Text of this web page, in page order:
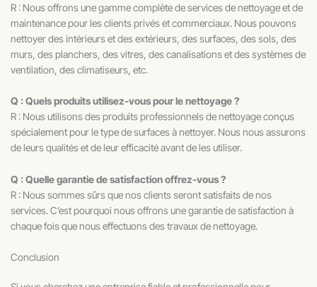
R : Nous offrons une gamme complète de services de nettoyage et de
maintenance pour les clients privés et commerciaux. Nous pouvons
nettoyer des intérieurs et des extérieurs, des surfaces, des sols, des
murs, des planchers, des vitres, des canalisations et des systèmes de
ventilation, des climatiseurs, etc.
Q : Quels produits utilisez-vous pour le nettoyage ?
R : Nous utilisons des produits professionnels de nettoyage conçus
spécialement pour le type de surfaces à nettoyer. Nous nous assurons
de leurs qualités et de leur efficacité avant de les utiliser.
Q : Quelle garantie de satisfaction offrez-vous ?
R : Nous sommes sûrs que nos clients seront satisfaits de nos
services. C’est pourquoi nous offrons une garantie de satisfaction à
chaque fois que nous effectuons des travaux de nettoyage.
Conclusion